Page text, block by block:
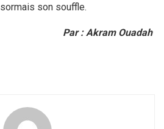
son souffle.
Par : Akram Ouadah